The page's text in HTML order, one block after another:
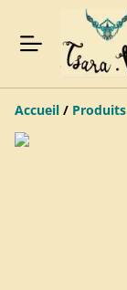
Accueil / Produits